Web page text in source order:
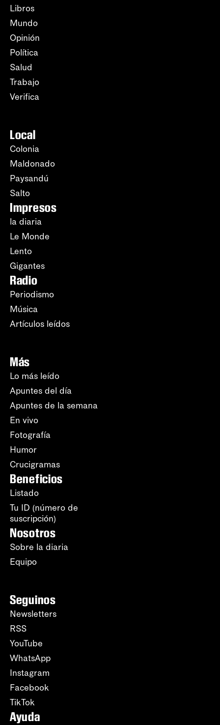
Libros
Mundo
Opinión
Política
Salud
Trabajo
Verifica
Local
Colonia
Maldonado
Paysandú
Salto
Impresos
la diaria
Le Monde
Lento
Gigantes
Radio
Periodismo
Música
Artículos leídos
Más
Lo más leído
Apuntes del día
Apuntes de la semana
En vivo
Fotografía
Humor
Crucigramas
Beneficios
Listado
Tu ID (número de
suscripción)
Nosotros
Sobre la diaria
Equipo
Seguinos
Newsletters
RSS
YouTube
WhatsApp
Instagram
Facebook
TikTok
Ayuda